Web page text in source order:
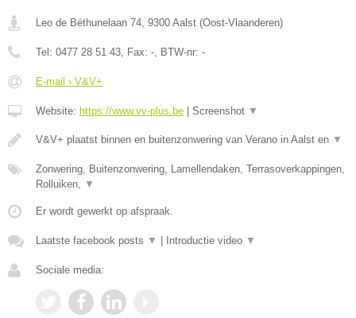
Leo de Béthunelaan 74 9300 Aalst (Oost-Vlaanderen)
Tel: 0477 28 51 43 , Fax: - , BTW-nr: -
E-mail › V&V+
Website: https://www.vv-plus.be Screenshot ▼
V&V+ plaatst binnen en buitenzonwering van Verano in Aalst en ▼
Zonwering, Buitenzonwering, Lamellendaken, Terrasoverkappingen,
Rolluiken,
▼
Er wordt gewerkt op afspraak.
Laatste facebook posts ▼ Introductie video ▼
Sociale media: